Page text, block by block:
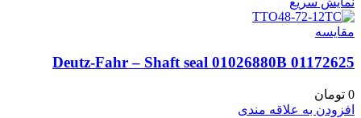
مقايسه
01172625 Deutz-Fahr – Shaft seal 01026880B
0 تومان
افزودن به علاقه مندی